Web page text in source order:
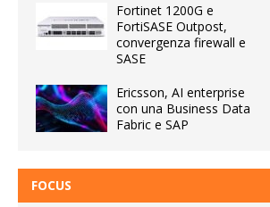
Fortinet 1200G e
FortiSASE Outpost,
convergenza firewall e
SASE
Ericsson, AI enterprise
con una Business Data
Fabric e SAP
FOCUS